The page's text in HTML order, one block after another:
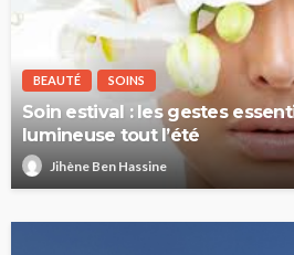
BEAUTÉ SOINS
Soin estival : les gestes
lumineuse tout l’été
Jihène Ben Hassine